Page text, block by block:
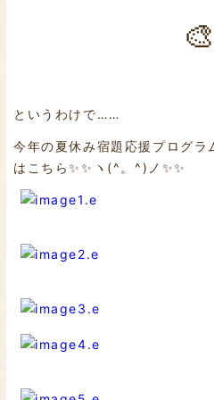
🎨
というわけで……
今年の夏休み宿題応援プログラ
はこちら✨✨ヽ(^。^)ノ✨✨